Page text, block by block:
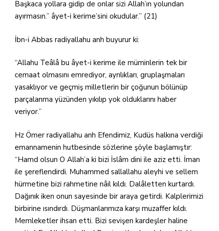
Başkaca yollara gidip de onlar sizi Allah’ın yolundan
ayırmasın.” âyet-i kerime’sini okudular.” (21)
İbn-i Abbas radiyallahu anh buyurur ki:
“Allahu Teâlâ bu âyet-i kerime ile müminlerin tek bir
cemaat olmasını emrediyor, ayrılıkları, gruplaşmaları
yasaklıyor ve geçmiş milletlerin bir çoğunun bölünüp
parçalanma yüzünden yıkılıp yok olduklarını haber
veriyor.”
Hz Ömer radiyallahu anh Efendimiz, Kudüs halkına verdiği
emannamenin hutbesinde sözlerine şöyle başlamıştır:
“Hamd olsun O Allah’a ki bizi İslâm dini ile aziz etti. İman
ile şereflendirdi. Muhammed sallallahu aleyhi ve sellem
hürmetine bizi rahmetine nâil kıldı. Dalâletten kurtardı.
Dağınık iken onun sayesinde bir araya getirdi. Kalplerimizi
birbirine ısındırdı. Düşmanlarımıza karşı muzaffer kıldı.
Memleketler ihsan etti. Bizi sevişen kardeşler haline